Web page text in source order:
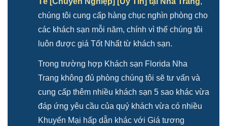
chúng tôi cung cấp hàng chục nghìn phòng cho
các khách sạn mỗi năm, chính vì thế chúng tôi
luôn được giá Tốt Nhất từ khách sạn.
Trong trường hợp Khách sạn Florida Nha
Trang không đủ phòng chúng tôi sẽ tư vấn và
cung cấp thêm nhiều khách sạn 5 sao khác vừa
đáp ứng yêu cầu của quý khách vừa có nhiều
Khuyến Mại hấp dẫn khác với Giá tương